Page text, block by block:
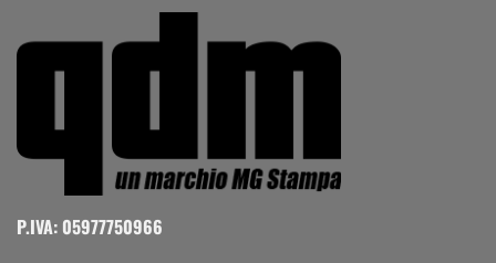
P.IVA: 05977750966